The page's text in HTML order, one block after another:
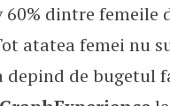
dintre
atatea femei nu
depind de